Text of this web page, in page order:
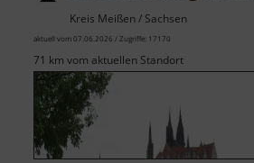
Kreis Meißen / Sachsen
aktuell vom 07.06.2026 / Zugriffe: 17170
71 km vom aktuellen Standort